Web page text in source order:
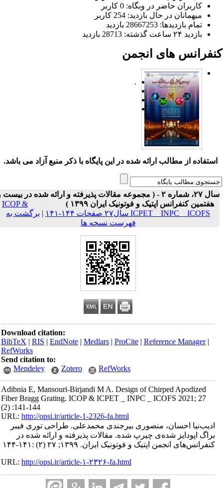
کاربران حاضر در وبگاه: 0 کاربر
میهمانان در حال بازدید: 254 کاربر
تمام بازدید‌ها: 28667253 بازدید
بازدید ۲۴ ساعت گذشته: 28713 بازدید
های انجمن
.
استفاده از مطالب ارائه شده در این پایگاه با ذکر منبع آزاد می باشد.
سال ۲۷، شماره ۲ - ( مجموعه مقالات پذیرفته و ارائه شده در بیست و
هفتمین کنفرانس اپتیک و فوتونیک ایران ۱۳۹۹ )
ICOP &
ICPET _ INPC _ ICOFS سال۲۷ صفحات ۱۴۴-۱۴۱
| برگشت به
فهرست نسخه ها
Download citation:
BibTeX|RIS|EndNote|Medlars|ProCite|Reference Manager
RefWorks
Send citation to:
Mendeley
Zotero RefWorks
Adibnia E, Mansouri-Birjandi M A. Design of Chirped Apodized
Fiber Bragg Grating. ICOP & ICPET _ INPC _ ICOFS 2021; 27
(2) :141-144
URL:http://opsi.ir/article-1-2326-fa.html
ادیب‌نیا احسان، منصوری بیرجندی محمدعلی. طراحی توری فیبر
براگ اپودایز شده‌ی چیرپ شده. مقالات پذیرفته و ارائه شده در
کنفرانس‌های انجمن اپتیک و فوتونیک ایران. ۱۳۹۹; ۲۷ (۲) :۱۴۱-۱۴۴
URL:http://opsi.ir/article-۱-۲۳۲۶-fa.html